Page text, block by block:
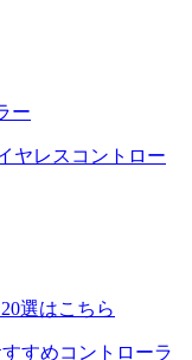
ー
ヤレスコントロー
選はこちら
すめコントローラ